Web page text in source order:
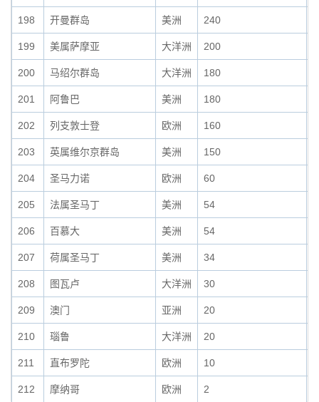
198 开曼群岛 美洲 240
199 美属萨摩亚 大洋洲 200
200 马绍尔群岛 大洋洲 180
201 阿鲁巴 美洲 180
202 列支敦士登 欧洲 160
203 英属维尔京群岛 美洲 150
204 圣马力诺 欧洲 60
205 法属圣马丁 美洲 54
206 百慕大 美洲 54
207 荷属圣马丁 美洲 34
208 图瓦卢 大洋洲 30
209 澳门 亚洲 20
210 瑙鲁 大洋洲 20
211 直布罗陀 欧洲 10
212 摩纳哥 欧洲 2